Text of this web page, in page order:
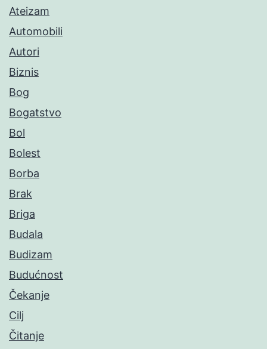
Ateizam
Automobili
Autori
Biznis
Bog
Bogatstvo
Bol
Bolest
Borba
Brak
Briga
Budala
Budizam
Budućnost
Čekanje
Cilj
Čitanje